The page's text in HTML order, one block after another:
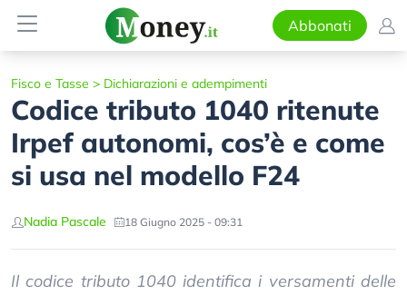
Abbonati
Fisco e Tasse > Dichiarazioni e adempimenti
Codice tributo 1040 ritenute
Irpef autonomi, cos’è e come
si usa nel modello F24
Nadia Pascale 18 Giugno 2025 - 09:31
Il codice tributo 1040 identifica i versamenti delle